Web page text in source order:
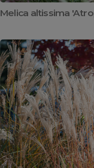
Melica altissima